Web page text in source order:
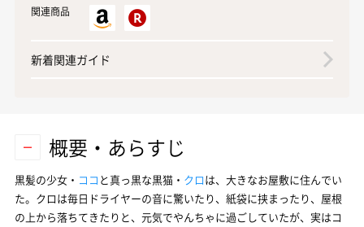
関連商品
新着関連ガイド
概要・あらすじ
黒髪の少女・ ココ と真っ黒な黒猫・ クロは、大きなお屋敷に住んでい
た。クロは毎日ドライヤーの音に驚いたり、紙袋に挟まったり、屋根
の上から落ちてきたりと、元気でやんちゃに過ごしていたが、実はコ